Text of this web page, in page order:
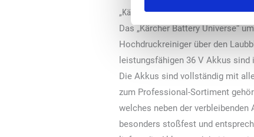
„Kärcher Battery Universe“
Das „Kärcher Battery Universe“
Hochdruckreiniger über den
leistungsfähigen 36 V Akkus
Die Akkus sind vollständig mit
zum Professional-Sortiment
welches neben der
besonders stoßfest und